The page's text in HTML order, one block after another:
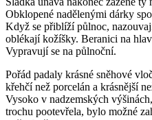
Obklopené nadělenými dárky
Když se přiblíží půlnoc,
oblékají kožíšky. Beranici na
Vypravují se na půlnoční.
Pořád padaly krásné sněhové
křehčí než porcelán a krásnější
Vysoko v nadzemských
trochu pootevřela, bylo možné